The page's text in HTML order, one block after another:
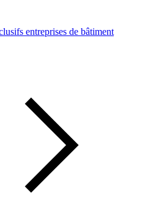
entreprises de bâtiment